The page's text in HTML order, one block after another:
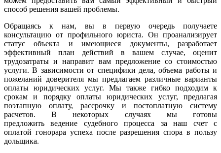
способ решения вашей проблемы.
Обращаясь к нам, вы в первую очередь получаете
консультацию от профильного юриста. Он проанализирует
статус объекта и имеющиеся документы, разработает
эффективный план действий в вашем случае, оценит
трудозатраты и направит вам предложение со стоимостью
услуги. В зависимости от специфики дела, объема работы и
пожеланий доверителя мы предлагаем различные варианты
оплаты юридических услуг. Мы также гибко подходим к
срокам и порядку оплаты юридических услуг, предлагая
поэтапную оплату, рассрочку и постоплатную систему
расчетов. В некоторых случаях мы готовы
предложить ведение судебного процесса за наш счет с
оплатой гонорара успеха после разрешения спора в пользу
дольщика.